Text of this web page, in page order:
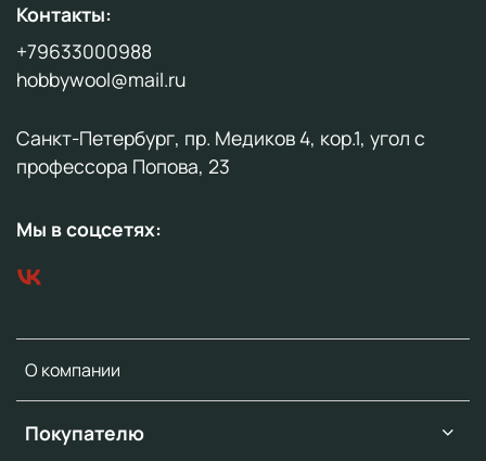
О компании
Покупателю
Контакты:
+79633000988
hobbywool@mail.ru
Санкт-Петербург, пр. Медиков 4, кор.1, угол с
профессора Попова, 23
Мы в соцсетях: